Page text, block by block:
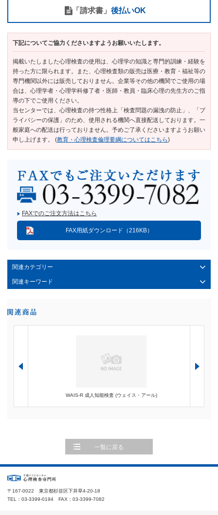
「請求書」 後払いOK
下記についてご協力くださいますようお願いいたします。
掲載いたしました心理検査の使用は、心理学の知識と専門的訓練・経験を
持った方に限られます。また、心理検査類の販売は医療・教育・福祉等の
専門機関以外には販売しておりません。企業等その他の機関でご使用の場
合は、心理学者・心理学科修了者・医師・教員・臨床心理の先生方のご指
導の下でご使用ください。
当センターでは、心理検査の持つ性格上「検査問題の漏洩の防止」、「プ
ライバシーの保護」のため、使用される機関へ直接配送しております。一
般家庭への配送は行っておりません。予めご了承くださいますようお願い
申し上げます。 (教育・心理検査倫理要綱についてはこちら)
FAXでのご注文方法はこちら
FAX用紙ダウンロード（216KB）
関連カテゴリー
関連キーワード
WAIS-R 成人知能検査 (ウェイス・アール)
一覧に戻る
〒167-0022 東京都杉並区下井草4-20-18
TEL：03-3399-0194 FAX：03-3399-7082